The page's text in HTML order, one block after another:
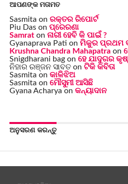
ଆପଣଙ୍କ ମତାମତ
Sasmita on ରକ୍ତର ରିପୋର୍ଟ
Piu Dason ପ୍ରେରଣା
Samraton ନାରୀ ହେବି କି ପାଇଁ ?
Gyanaprava Pati on ମିକୁର ପ୍ରଥମ
Krushna Chandra Mahapatraon
Snigdharani bagon ହେ ଯାଦୁଗର
ନିହାର ରଞ୍ଜନ ସାବତon ଟିକି କବିତା
Sasmita on କାଳିଝିଅ
Sasmita on ମୌସୁମୀ ଆସିଛି
Gyana Acharya on କନ୍ୟାଦାନ
ଅନୁସରଣ କରନ୍ତୁ